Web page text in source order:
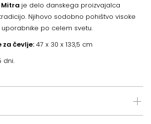
Mitra je delo danskega proizvajalca
Njihovo sodobno pohištvo visoke
po celem svetu.
za čevlje: 47 x 30 x 133,5 cm
dni.